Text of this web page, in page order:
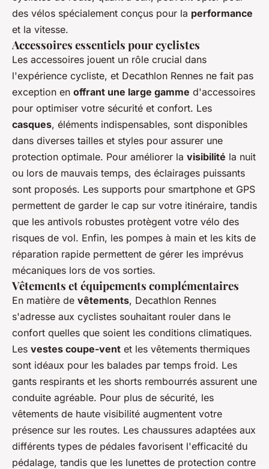
des vélos spécialement conçus pour la performance
et la vitesse.
Accessoires essentiels pour cyclistes
Les accessoires jouent un rôle crucial dans
l'expérience cycliste, et Decathlon Rennes ne fait pas
exception en offrant une large gamme d'accessoires
pour optimiser votre sécurité et confort. Les
casques, éléments indispensables, sont disponibles
dans diverses tailles et styles pour assurer une
protection optimale. Pour améliorer la visibilité la nuit
ou lors de mauvais temps, des éclairages puissants
sont proposés. Les supports pour smartphone et GPS
permettent de garder le cap sur votre itinéraire, tandis
que les antivols robustes protègent votre vélo des
risques de vol. Enfin, les pompes à main et les kits de
réparation rapide permettent de gérer les imprévus
mécaniques lors de vos sorties.
Vêtements et équipements complémentaires
En matière de vêtements, Decathlon Rennes
s'adresse aux cyclistes souhaitant rouler dans le
confort quelles que soient les conditions climatiques.
Les vestes coupe-vent et les vêtements thermiques
sont idéaux pour les balades par temps froid. Les
gants respirants et les shorts rembourrés assurent une
conduite agréable. Pour plus de sécurité, les
vêtements de haute visibilité augmentent votre
présence sur les routes. Les chaussures adaptées aux
différents types de pédales favorisent l'efficacité du
pédalage, tandis que les lunettes de protection contre